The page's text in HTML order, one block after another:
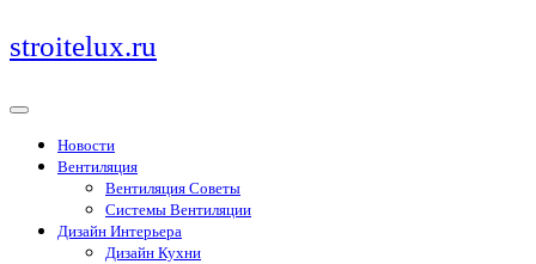
Перейти
к
stroitelux.ru
Новости
Вентиляция
Вентиляция Советы
Системы Вентиляции
Дизайн Интерьера
Дизайн Кухни